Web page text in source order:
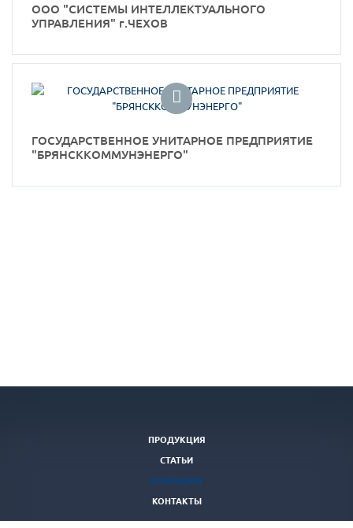
ООО "СИСТЕМЫ ИНТЕЛЛЕКТУАЛЬНОГО
УПРАВЛЕНИЯ" г.ЧЕХОВ
ГОСУДАРСТВЕННОЕ УНИТАРНОЕ ПРЕДПРИЯТИЕ
"БРЯНСККОММУНЭНЕРГО"
ПРОДУКЦИЯ
СТАТЬИ
КОМПАНИЯ
КОНТАКТЫ